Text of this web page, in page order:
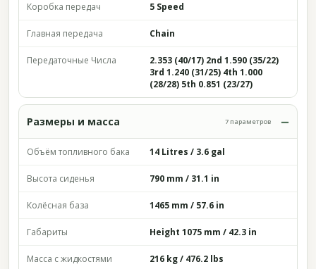
Коробка передач 5 Speed
Главная передача Chain
Передаточные Числа
2.353 (40/17) 2nd 1.590 (35/22)
3rd 1.240 (31/25) 4th 1.000
(28/28) 5th 0.851 (23/27)
Размеры и масса 7 параметров
Объём топливного бака 14 Litres / 3.6 gal
Высота сиденья 790 mm / 31.1 in
Колёсная база 1465 mm / 57.6 in
Габариты Height 1075 mm / 42.3 in
Масса с жидкостями 216 kg / 476.2 lbs